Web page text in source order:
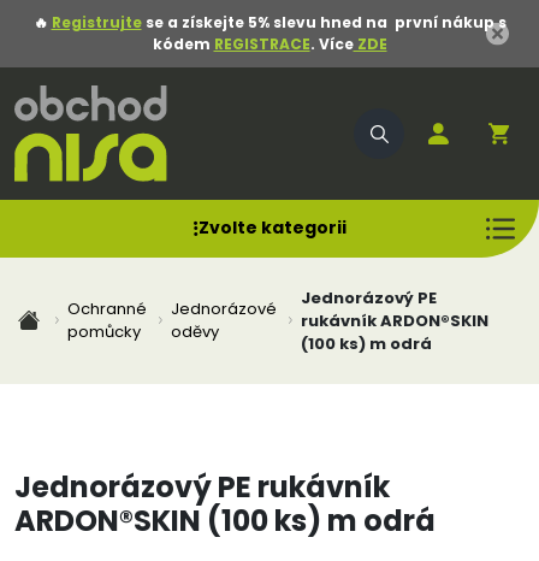
🔥 Registrujtese a získejte 5% slevu hned na první nákup s
kódem REGISTRACE. VíceZDE
Zvolte kategorii
Ochranné
pomůcky
Jednorázové
oděvy
Jednorázový PE
rukávník ARDON®SKIN
(100 ks) m odrá
Jednorázový PE rukávník
ARDON®SKIN (100 ks) m odrá